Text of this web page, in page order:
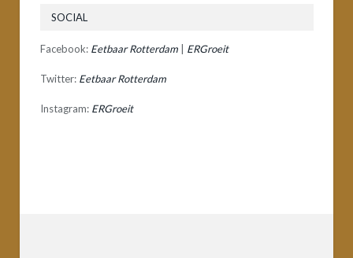
SOCIAL
Facebook: Eetbaar Rotterdam ERGroeit
Twitter: Eetbaar Rotterdam
Instagram: ERGroeit